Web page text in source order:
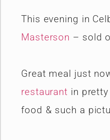
This evening in
Masterson – sold
Great meal just
restaurant in
food & such a